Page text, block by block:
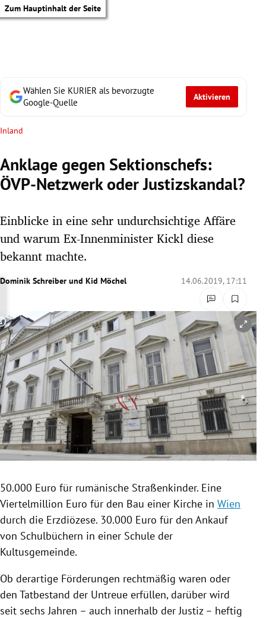
Zum Hauptinhalt der Seite
Untermenü
Untermenü
Untermenü
Untermenü
Untermenü
Untermenü
Untermenü
Untermenü
Wählen Sie KURIER als bevorzugte
Google-Quelle
Aktivieren
Inland
Anklage gegen Sektionschefs:
ÖVP-Netzwerk oder Justizskandal?
Einblicke in eine sehr undurchsichtige Affäre
und warum Ex-Innenminister Kickl diese
bekannt machte.
Dominik Schreiber und Kid Möchel 14.06.2019, 17:11
Copyright-Hinweis öffnen/schließen
50.000 Euro für rumänische Straßenkinder. Eine
Viertelmillion Euro für den Bau einer Kirche in Wien
durch die Erzdiözese. 30.000 Euro für den Ankauf
von Schulbüchern in einer Schule der
Kultusgemeinde.
Ob derartige Förderungen rechtmäßig waren oder
den Tatbestand der Untreue erfüllen, darüber wird
seit sechs Jahren – auch innerhalb der Justiz – heftig